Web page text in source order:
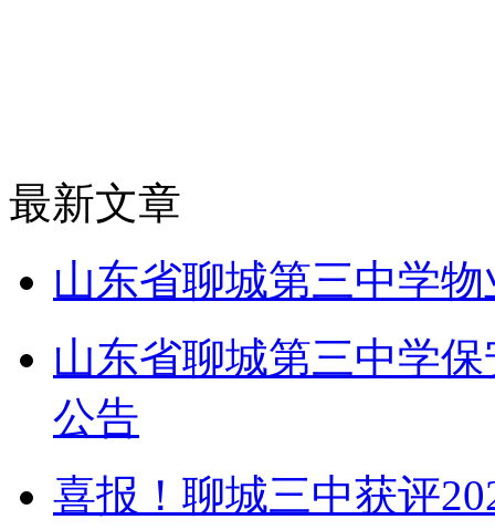
最新文章
山东省聊城第三中学
山东省聊城第三中学
公告
喜报！聊城三中获评